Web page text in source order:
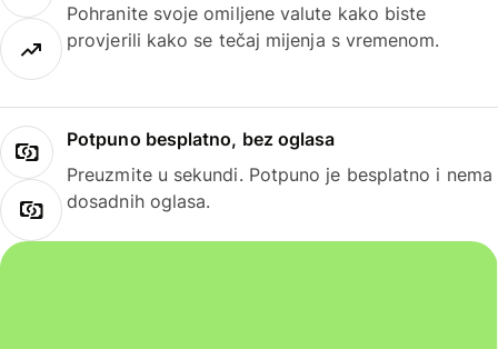
Pohranite svoje omiljene valute kako biste
provjerili kako se tečaj mijenja s vremenom.
Potpuno besplatno, bez oglasa
Preuzmite u sekundi. Potpuno je besplatno i nema
dosadnih oglasa.